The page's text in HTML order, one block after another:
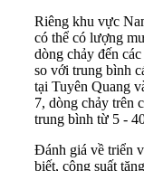
Riêng khu vực
có thể có lượng
dòng chảy đến
so với trung bình
tại Tuyên Quang
7, dòng chảy trên
trung bình từ 5 -
Đánh giá về triển
biết, công suất